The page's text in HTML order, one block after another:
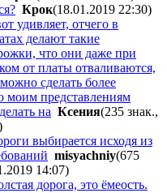
Крок(18.01.2019 22:30)
удивляет, отчего в
делают такие
что они даже при
от платы отваливаются,
сделать более
моим представлениям
на Ксения(235 знак.,
выбирается исходя из
misyachniy(675
14:07)
дорога, это ёмеость.